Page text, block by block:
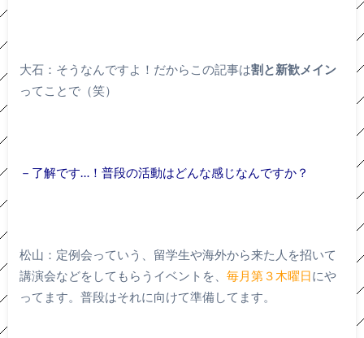
大石：そうなんですよ！だからこの記事は割と新歓メイン
ってことで（笑）
－了解です…！普段の活動はどんな感じなんですか？
松山：定例会っていう、留学生や海外から来た人を招いて
講演会などをしてもらうイベントを、 毎月第３木曜日にや
ってます。普段はそれに向けて準備してます。